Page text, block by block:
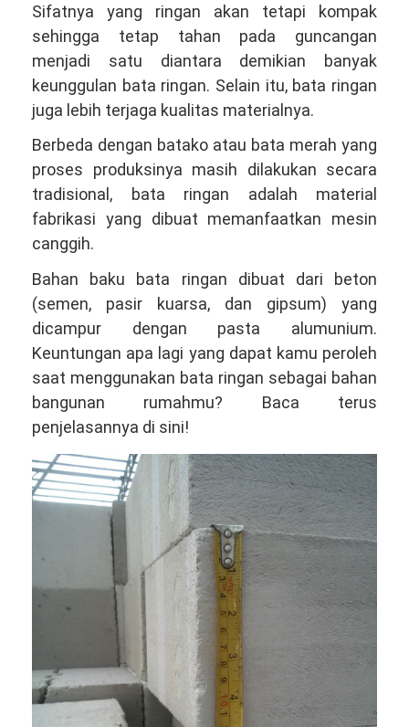
Sifatnya yang ringan akan tetapi kompak
sehingga tetap tahan pada guncangan
menjadi satu diantara demikian banyak
keunggulan bata ringan. Selain itu, bata ringan
juga lebih terjaga kualitas materialnya.
Berbeda dengan batako atau bata merah yang
proses produksinya masih dilakukan secara
tradisional, bata ringan adalah material
fabrikasi yang dibuat memanfaatkan mesin
canggih.
Bahan baku bata ringan dibuat dari beton
(semen, pasir kuarsa, dan gipsum) yang
dicampur dengan pasta alumunium.
Keuntungan apa lagi yang dapat kamu peroleh
saat menggunakan bata ringan sebagai bahan
bangunan rumahmu? Baca terus
penjelasannya di sini!